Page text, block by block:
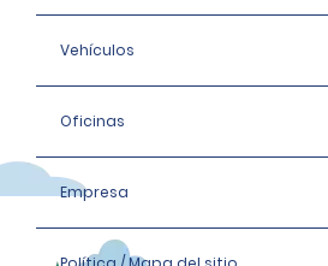
Vehículos
Oficinas
Empresa